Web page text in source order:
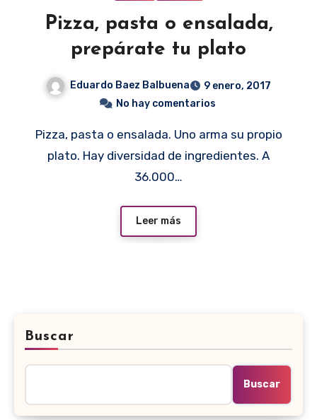
Pizza, pasta o ensalada,
prepárate tu plato
Eduardo Baez Balbuena
9 enero, 2017
No hay comentarios
Pizza, pasta o ensalada. Uno arma su propio
plato. Hay diversidad de ingredientes. A
36.000…
Leer más
Buscar
Buscar